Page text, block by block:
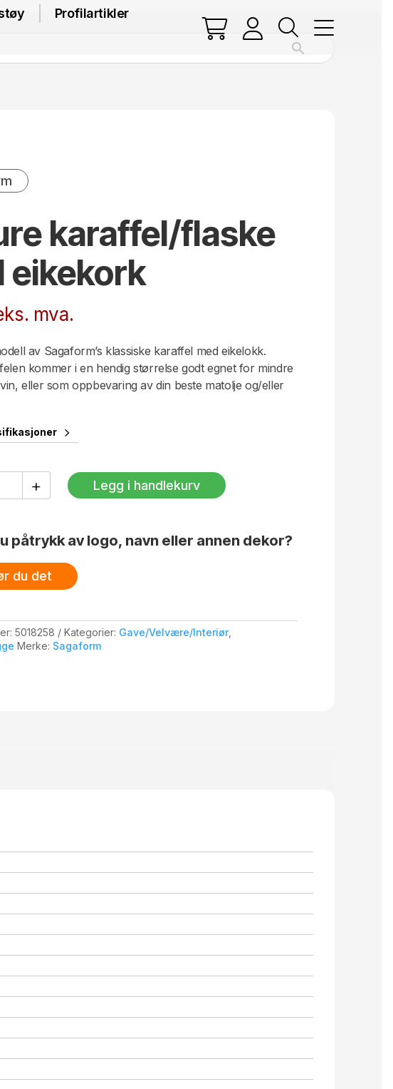
Profilartikler
karaffel/flaske
eikekork
mva.
av Sagaform’s klassiske karaffel med eikelokk.
kommer i en hendig størrelse godt egnet for mindre
eller som oppbevaring av din beste matolje og/eller
+ Legg i handlekurv
påtrykk av logo, navn eller annen dekor?
du det
5018258 Kategorier: Gave/Velvære/Interiør,
Merke: Sagaform